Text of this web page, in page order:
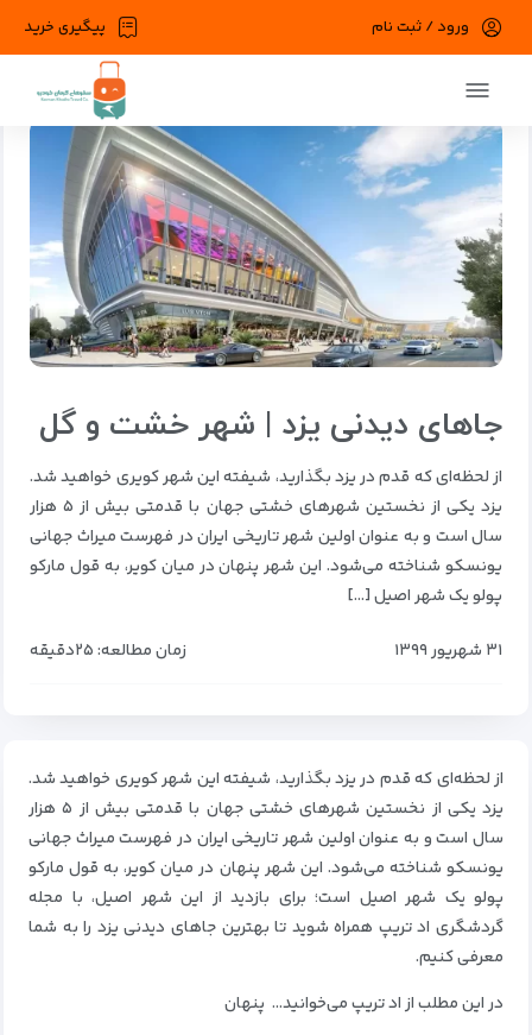
پیگیری خرید ورود / ثبت نام
جاهای دیدنی یزد | شهر خشت و گل
جاهای دیدنی یزد | شهر خشت و گل
از لحظه‌ای که قدم در یزد بگذارید، شیفته این شهر کویری خواهید شد.
یزد یکی از نخستین شهرهای خشتی جهان با قدمتی بیش از ۵ هزار
سال است و به عنوان اولین شهر تاریخی ایران در فهرست میراث جهانی
یونسکو شناخته می‌شود. این شهر پنهان در میان کویر، به قول مارکو
پولو یک شهر اصیل […]
۳۱ شهریور ۱۳۹۹ زمان مطالعه: ۲۵دقیقه
از لحظه‌ای که قدم در یزد بگذارید، شیفته این شهر کویری خواهید شد.
یزد یکی از نخستین شهرهای خشتی جهان با قدمتی بیش از ۵ هزار
سال است و به عنوان اولین شهر تاریخی ایران در فهرست میراث جهانی
یونسکو شناخته می‌شود. این شهر پنهان در میان کویر، به قول مارکو
پولو یک شهر اصیل است؛ برای بازدید از این شهر اصیل، با مجله
گردشگری اد تریپ همراه شوید تا بهترین جاهای دیدنی یزد را به شما
معرفی کنیم.
در این مطلب از اد تریپ می‌خوانید… پنهان